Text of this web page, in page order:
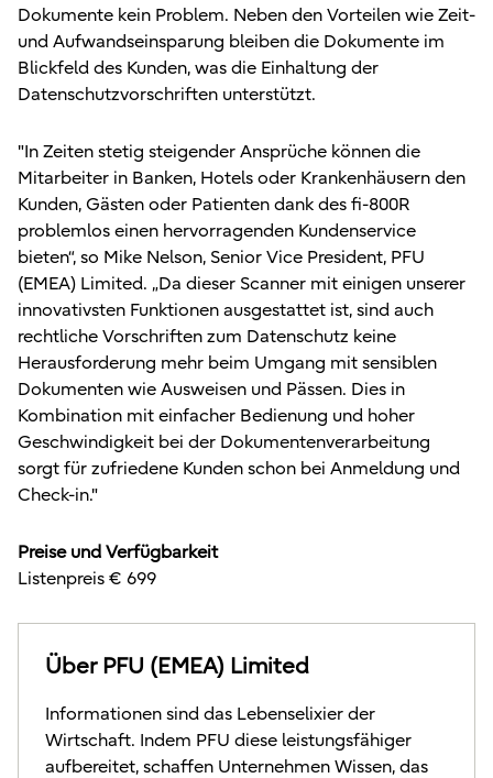
Dokumente kein Problem. Neben den Vorteilen wie Zeit-
und Aufwandseinsparung bleiben die Dokumente im
Blickfeld des Kunden, was die Einhaltung der
Datenschutzvorschriften unterstützt.
"In Zeiten stetig steigender Ansprüche können die
Mitarbeiter in Banken, Hotels oder Krankenhäusern den
Kunden, Gästen oder Patienten dank des fi-800R
problemlos einen hervorragenden Kundenservice
bieten“, so Mike Nelson, Senior Vice President, PFU
(EMEA) Limited. „Da dieser Scanner mit einigen unserer
innovativsten Funktionen ausgestattet ist, sind auch
rechtliche Vorschriften zum Datenschutz keine
Herausforderung mehr beim Umgang mit sensiblen
Dokumenten wie Ausweisen und Pässen. Dies in
Kombination mit einfacher Bedienung und hoher
Geschwindigkeit bei der Dokumentenverarbeitung
sorgt für zufriedene Kunden schon bei Anmeldung und
Check-in."
Preise und Verfügbarkeit
Listenpreis € 699
Über PFU (EMEA) Limited
Informationen sind das Lebenselixier der
Wirtschaft. Indem PFU diese leistungsfähiger
aufbereitet, schaffen Unternehmen Wissen, das